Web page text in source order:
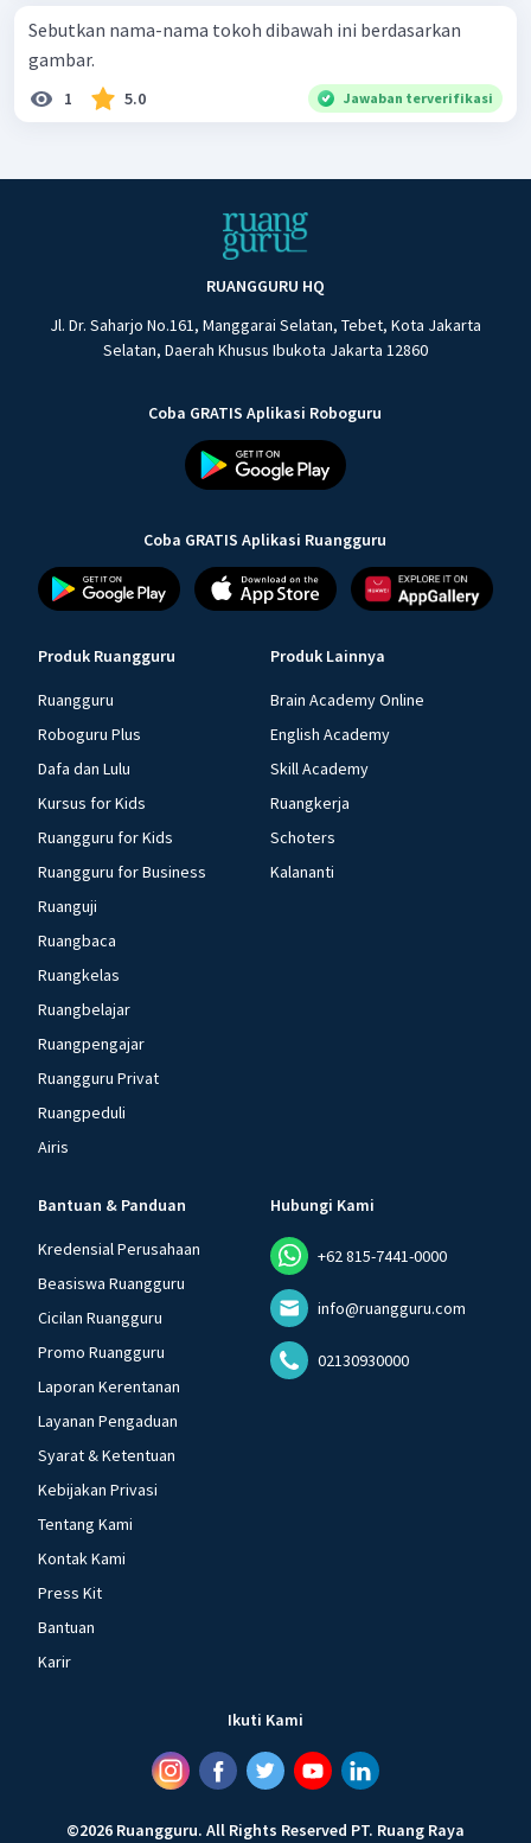
Sebutkan nama-nama tokoh dibawah ini berdasarkan
gambar.
1 5.0 Jawaban terverifikasi
RUANGGURU HQ
Jl. Dr. Saharjo No.161, Manggarai Selatan, Tebet, Kota Jakarta
Selatan, Daerah Khusus Ibukota Jakarta 12860
Coba GRATIS Aplikasi Roboguru
Coba GRATIS Aplikasi Ruangguru
Produk Ruangguru
Ruangguru
Roboguru Plus
Dafa dan Lulu
Kursus for Kids
Ruangguru for Kids
Ruangguru for Business
Ruanguji
Ruangbaca
Ruangkelas
Ruangbelajar
Ruangpengajar
Ruangguru Privat
Ruangpeduli
Airis
Produk Lainnya
Brain Academy Online
English Academy
Skill Academy
Ruangkerja
Schoters
Kalananti
Bantuan & Panduan
Kredensial Perusahaan
Beasiswa Ruangguru
Cicilan Ruangguru
Promo Ruangguru
Laporan Kerentanan
Layanan Pengaduan
Syarat & Ketentuan
Kebijakan Privasi
Tentang Kami
Kontak Kami
Press Kit
Bantuan
Karir
Hubungi Kami
+62 815-7441-0000
info@ruangguru.com
02130930000
Ikuti Kami
©2026 Ruangguru. All Rights Reserved PT. Ruang Raya